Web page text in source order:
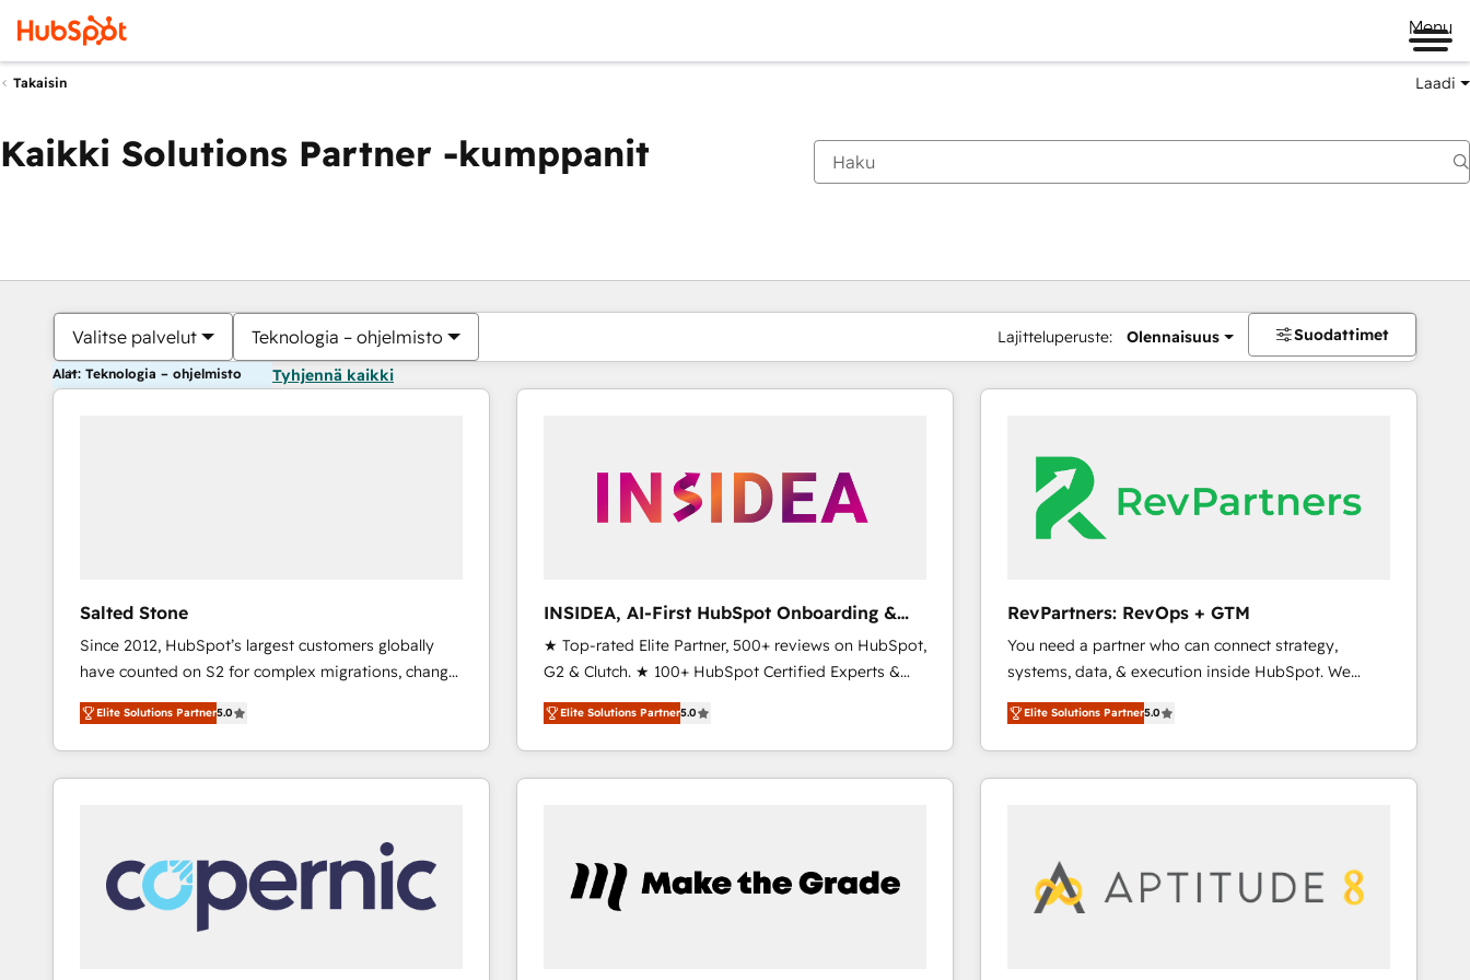
Menu
Takaisin Laadi
Kaikki Solutions Partner -kumppanit
Valitse palvelut Teknologia – ohjelmisto Lajitteluperuste: Olennaisuus Suodattimet
Alat: Teknologia – ohjelmisto Tyhjennä kaikki
Salted Stone
Since 2012, HubSpot’s largest customers globally
have counted on S2 for complex migrations, change
management, systems integration, and creative
solutions that deliver measurable impact and
transform brand experiences As one of the few full-
service creative agencies in the HubSpot
regionalized HubSpot websites, integrated
marketing campaigns, & RevOps frameworks that
fuel long-term success We connect the entire
customer lifecycle through seamless integrations,
Elite Solutions Partner5.0
INSIDEA, AI-First HubSpot Onboarding &
RevOps
★ Top-rated Elite Partner, 500+ reviews on HubSpot,
G2 & Clutch. ★ 100+ HubSpot Certified Experts &
Trainers across the team ★ 1,500+ implementations
across five continents ★ AI-First, RevOps-led,
Onboarding obsessed ★ Company of the Year
2024/25 INSIDEA helps growing companies turn
your time zone. What we do ➤ Onboarding: Live in
weeks, with workflows built around your business,
Elite Solutions Partner5.0
RevPartners: RevOps + GTM
You need a partner who can connect strategy,
systems, data, & execution inside HubSpot. We
bridge the gap where most agencies fall short by
combining GTM strategy with technical execution to
solve the right problem with the right solution. As the
only firm in the world to hold Elite Partner
market execution. Why B2B Businesses Choose RP: -
Secure: Soc2 compliant 🛡️ - Pricing: Implementations
Elite Solutions Partner5.0
Olet tällä hetkelläSivu
Sivu Sivu Sivu Sivu Sivu Sivu Sivu Sivu Sivu Sivu